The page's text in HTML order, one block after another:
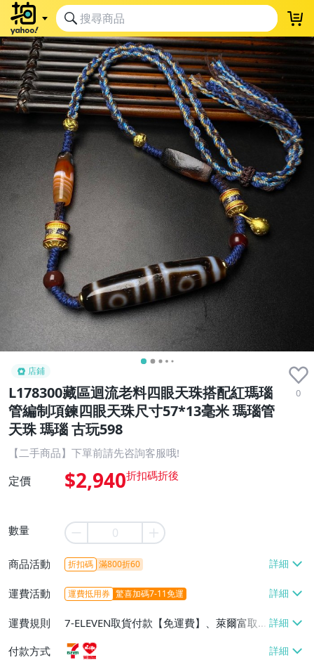
店鋪
L178300藏區迴流老料四眼天珠搭配紅瑪瑙
管編制項鍊四眼天珠尺寸57*13毫米 瑪瑙管
天珠 瑪瑙 古玩598
0
【二手商品】下單前請先咨詢客服哦!
定價 $2,940
數量
商品活動 折扣碼 滿800折60
運費活動 運費抵用券 驚喜加碼7-11免運
運費規則
7-ELEVEN取貨付款【免運費】、萊爾富取
貨付款【免運費】
付款方式